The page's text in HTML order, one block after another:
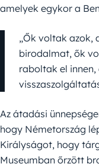
amelyek egykor a
„Ők voltak azok,
birodalmat, ők
raboltak el innen,
Az átadási
hogy Németország
Királyságot, hogy
Museumban őrzött